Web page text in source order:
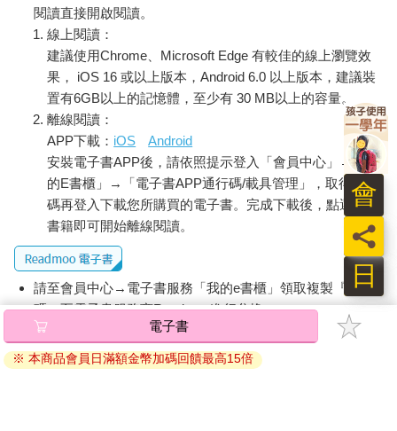
來擾亂細胞與荷爾蒙。我們透過從有活力且生氣蓬勃土壤所長
出、營養密集且未加工的食物與這些事情搏鬥。我們很多人都對
加工食品上癮但無力戒除，原因是不知道在彼岸等待我們的是什
麼。事實上等待我們的，是這一生無與倫比的積極體驗。
進食前停下來想想這些概念，並在開動前表達對食物的感謝，然
後慢慢吃，是我用來強化這些概念的方法。從對神奇的食物充滿
敬畏與讚賞出發，我發現要做出更健康的食物選擇變得簡單許
多。然而很顯然的，隨之而來的下一個問題是：我們該吃什麼，
又不該吃什麼？（本文摘自第5章）
閱讀直接開啟閱讀。
線上閱讀：
建議使用Chrome、Microsoft Edge 有較佳的線上瀏覽效
果， iOS 16 或以上版本，Android 6.0 以上版本，建議裝
置有6GB以上的記憶體，至少有 30 MB以上的容量。
離線閱讀：
APP下載： iOS
Android
安裝電子書APP後，請依照提示登入「會員中心」→「我
的E書櫃」→「電子書APP通行碼/載具管理」，取得通行
碼再登入下載您所購買的電子書。完成下載後，點選任一
書籍即可開始離線閱讀。
請至會員中心→電子書服務「我的e書櫃」領取複製『兌換
碼』至電子書服務商Readmoo進行兌換。
退換貨須知：
因版權保護，您在金石堂所購買的電子書僅能以金石堂專屬
電子書
※ 本商品會員日滿額金幣加碼回饋最高15倍
日
員